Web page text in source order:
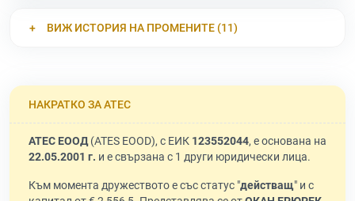
ВИЖ ИСТОРИЯ НА ПРОМЕНИТЕ (11)
НАКРАТКО ЗА АТЕС
АТЕС ЕООД(ATES EOOD), с ЕИК 123552044, е основана на
22.05.2001 г. и е свързана с 1 други юридически лица.
Към момента дружеството е със статус "действащ" и с